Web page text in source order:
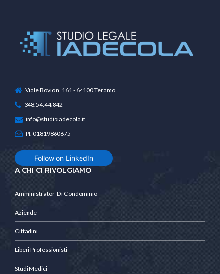
Viale Bovio n. 161 - 64100 Teramo
348.54.44.842
info@studioiadecola.it
PI. 01819860675
Follow on LinkedIn
A CHI CI RIVOLGIAMO
Amministratori Di Condominio
Aziende
Cittadini
Liberi Professionisti
Studi Medici